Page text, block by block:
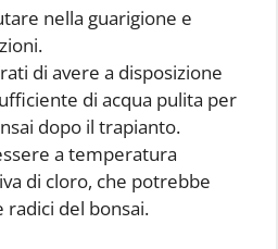
nella guarigione e
di avere a disposizione
di acqua pulita per
dopo il trapianto.
a temperatura
di cloro, che potrebbe
radici del bonsai.